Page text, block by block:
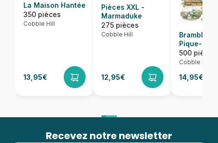
La Maison Hantée
350 pièces
Cobble Hill
13,95€
Pièces XXL -
Marmaduke
275 pièces
Cobble Hill
12,95€
Brambly
Pique-
500 pièces
Cobble Hill
14,95€
Recevez notre newsletter